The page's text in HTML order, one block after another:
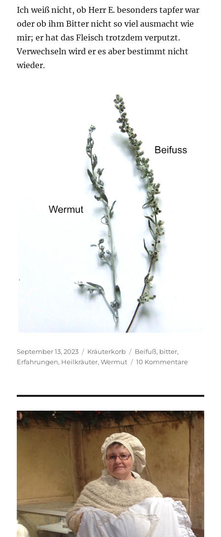
Ich weiß nicht, ob Herr E. besonders tapfer war
oder ob ihm Bitter nicht so viel ausmacht wie
mir; er hat das Fleisch trotzdem verputzt.
Verwechseln wird er es aber bestimmt nicht
wieder.
Veröffentlicht
am
September 13, 2023 Kategorien
Kräuterkorb Schlagwörter
Beifuß, bitter,
Erfahrungen, Heilkräuter,Wermut 10 Kommentarezu